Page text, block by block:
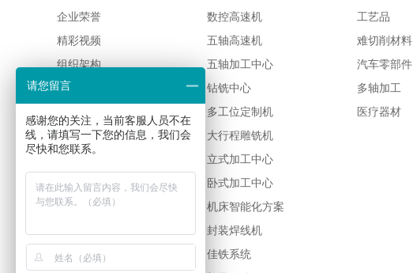
企业荣誉
精彩视频
组织架构
佳铁新闻
数控高速机
五轴高速机
五轴加工中心
钻铣中心
多工位定制机
大行程雕铣机
立式加工中心
卧式加工中心
机床智能化方案
封装焊线机
佳铁系统
工艺品
难切削材料
汽车零部件
多轴加工
医疗器材
请您留言
感谢您的关注，当前客服人员不在
线，请填写一下您的信息，我们会
尽快和您联系。